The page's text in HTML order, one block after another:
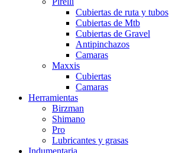
Cubiertas de ruta y tubos
Cubiertas de Mtb
Cubiertas de Gravel
Antipinchazos
Camaras
Maxxis
Cubiertas
Camaras
Herramientas
Birzman
Shimano
Pro
Lubricantes y grasas
Indumentaria